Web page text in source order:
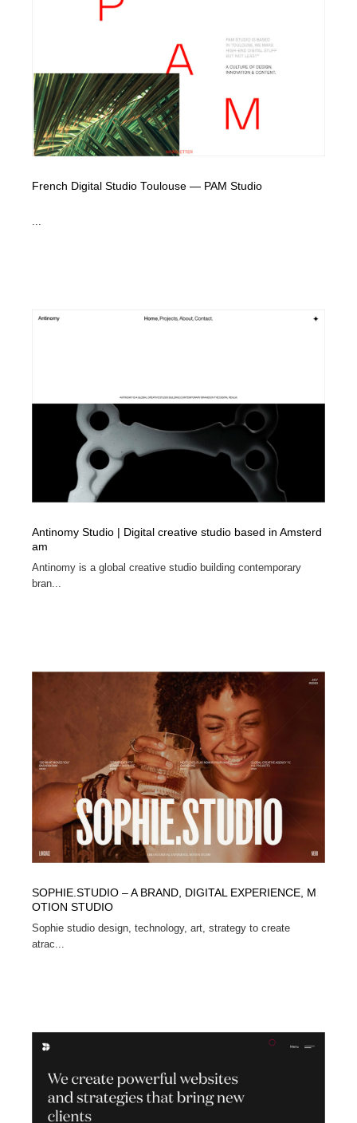
French Digital Studio Toulouse — PAM Studio
Antinomy Studio | Digital creative studio based in Amsterd
am
Antinomy is a global creative studio building contemporary
bran...
SOPHIE.STUDIO – A BRAND, DIGITAL EXPERIENCE, M
OTION STUDIO
Sophie studio design, technology, art, strategy to create
atrac...